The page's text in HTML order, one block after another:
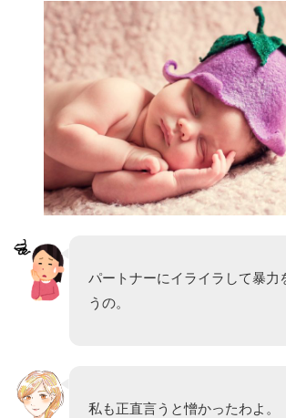
パートナーにイライラして暴力
うの。
私も正直言うと憎かったわよ。